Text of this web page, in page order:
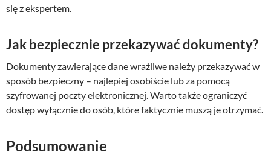
się z ekspertem.
Jak bezpiecznie przekazywać dokumenty?
Dokumenty zawierające dane wrażliwe należy przekazywać w
sposób bezpieczny – najlepiej osobiście lub za pomocą
szyfrowanej poczty elektronicznej. Warto także ograniczyć
dostęp wyłącznie do osób, które faktycznie muszą je otrzymać.
Podsumowanie